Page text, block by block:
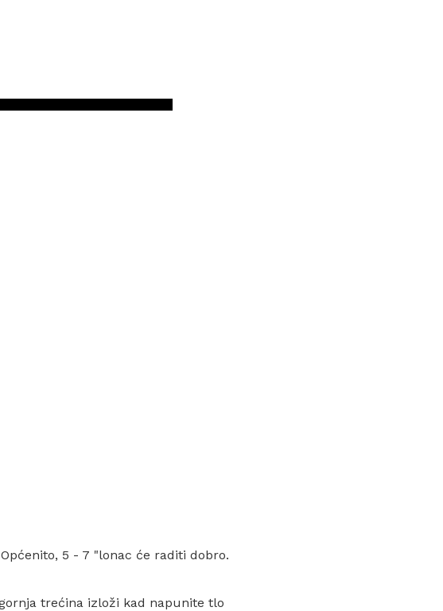
5 - 7 "lonac će raditi dobro.
trećina izloži kad napunite tlo